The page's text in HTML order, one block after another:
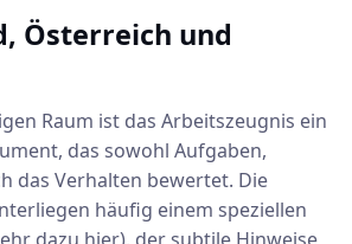
Österreich und
Raum ist das Arbeitszeugnis ein
das sowohl Aufgaben,
das Verhalten bewertet. Die
häufig einem speziellen